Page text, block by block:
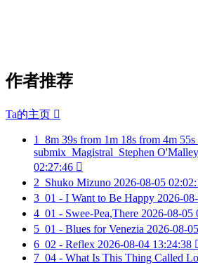
作者推荐
Ta的主页 
1
8m 39s from 1m 18s from 4m
submix_Magistral_Stephen
02:27:46 
2 Shuko Mizuno 2026-08-05
3 01 - I Want to Be Happy 2026-
4 01 - Swee-Pea,There 2026-08-05
5 01 - Blues for Venezia 2026-08-
6 02 - Reflex 2026-08-04 13:24:38
7 04 - What Is This Thing Called